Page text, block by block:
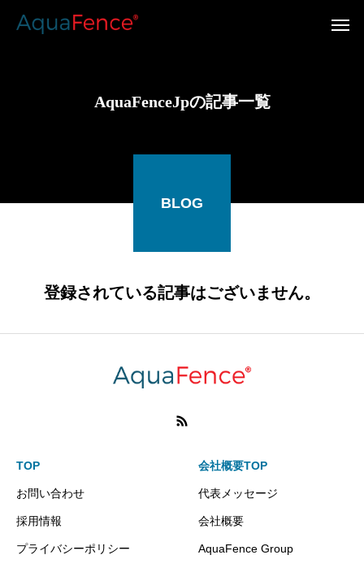
AquaFenceJpの記事一覧
BLOG
登録されている記事はございません。
TOP
お問い合わせ
採用情報
プライバシーポリシー
会社概要TOP
代表メッセージ
会社概要
AquaFence Group